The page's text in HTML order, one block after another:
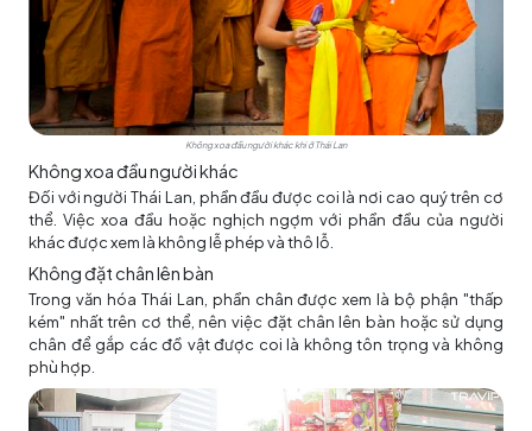
Không xoa đầu người khác khi ở Thái Lan
Không xoa đầu người khác
Đối với người Thái Lan, phần đầu được coi là nơi cao quý trên cơ
thể. Việc xoa đầu hoặc nghịch ngợm với phần đầu của người
khác được xem là không lễ phép và thô lỗ.
Không đặt chân lên bàn
Trong văn hóa Thái Lan, phần chân được xem là bộ phận "thấp
kém" nhất trên cơ thể, nên việc đặt chân lên bàn hoặc sử dụng
chân để gắp các đồ vật được coi là không tôn trọng và không
phù hợp.